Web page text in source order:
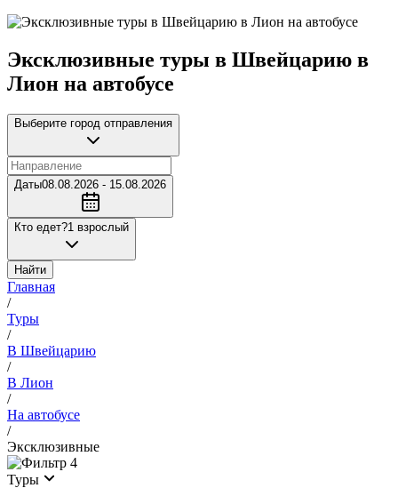
Эксклюзивные туры в Швейцарию в
Лион на автобусе
Выберите город отправления
Даты08.08.2026 - 15.08.2026
Кто едет?1 взрослый
Найти
Главная
/
Туры
/
В Швейцарию
/
В Лион
/
На автобусе
/
Эксклюзивные
4
Туры